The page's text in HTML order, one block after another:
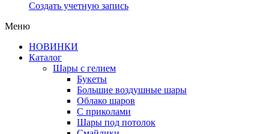
Создать учетную запись
Меню
НОВИНКИ
Каталог
Шары с гелием
Букеты
Большие воздушные шары
Облако шаров
С приколами
Шары под потолок